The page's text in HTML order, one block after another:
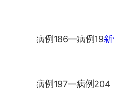
病例186—病例19
病例197—病例204，